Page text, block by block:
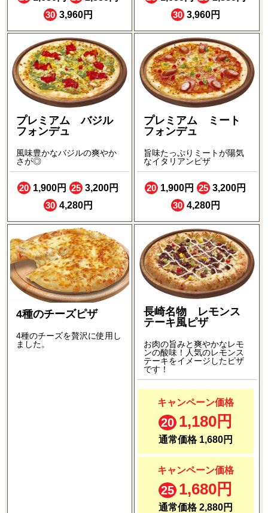
303,960円
303,960円
プレミアム バジル
フォンデュ
風味豊かなバジルの爽やか
さが◎
20 1,900円 25 3,200円
304,280円
プレミアム ミート
フォンデュ
旨味たっぷりミートが陽気
なイタリアンピザ
20 1,900円 25 3,200円
304,280円
4種のチーズピザ
4種のチーズを贅沢に使用し
ました。
長崎名物 レモンス
テーキ風ピザ
お肉の旨みと爽やかなレモ
ンの酸味！人気のレモンス
テーキをイメージしたピザ
です！
キャンペーン価格
20 1,180円
通常価格 1,680円
キャンペーン価格
25 1,680円
通常価格 2,880円